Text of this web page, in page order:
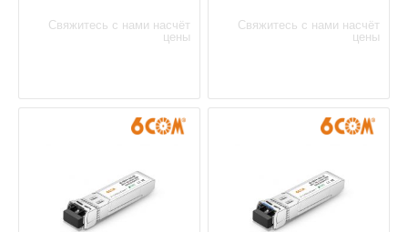
Свяжитесь с нами насчёт
цены
Свяжитесь с нами насчёт
цены